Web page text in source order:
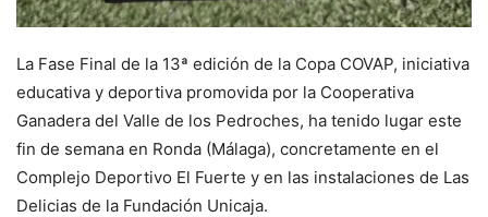
La Fase Final de la 13ª edición de la Copa COVAP, iniciativa
educativa y deportiva promovida por la Cooperativa
Ganadera del Valle de los Pedroches, ha tenido lugar este
fin de semana en Ronda (Málaga), concretamente en el
Complejo Deportivo El Fuerte y en las instalaciones de Las
Delicias de la Fundación Unicaja.